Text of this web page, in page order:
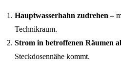
Hauptwasserhahn zudrehen –
Technikraum.
Strom in betroffenen Räumen
Steckdosennähe kommt.